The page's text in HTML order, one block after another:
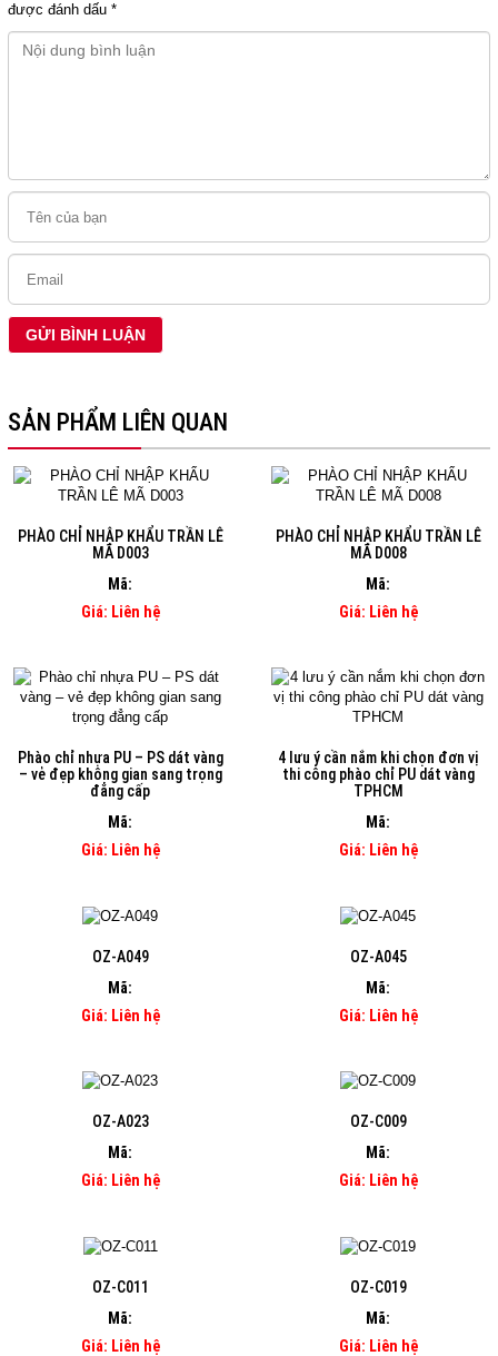
được đánh dấu *
SẢN PHẨM LIÊN QUAN
PHÀO CHỈ NHẬP KHẨU TRẦN LÊ
MÃ D003
Mã:
Giá: Liên hệ
PHÀO CHỈ NHẬP KHẨU TRẦN LÊ
MÃ D008
Mã:
Giá: Liên hệ
Phào chỉ nhựa PU – PS dát vàng
– vẻ đẹp không gian sang trọng
đẳng cấp
Mã:
Giá: Liên hệ
4 lưu ý cần nắm khi chọn đơn vị
thi công phào chỉ PU dát vàng
TPHCM
Mã:
Giá: Liên hệ
OZ-A049
Mã:
Giá: Liên hệ
OZ-A045
Mã:
Giá: Liên hệ
OZ-A023
Mã:
Giá: Liên hệ
OZ-C009
Mã:
Giá: Liên hệ
OZ-C011
Mã:
Giá: Liên hệ
OZ-C019
Mã:
Giá: Liên hệ